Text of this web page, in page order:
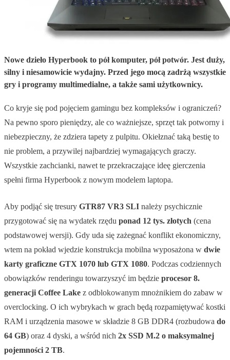
Nowe dzieło Hyperbook to pół komputer, pół potwór. Jest duży,
silny i niesamowicie wydajny. Przed jego mocą zadrżą wszystkie
gry i programy multimedialne, a także sami użytkownicy.
Co kryje się pod pojęciem gamingu bez kompleksów i ograniczeń?
Na pewno sporo pieniędzy, ale co ważniejsze, sprzęt tak potworny i
niebezpieczny, że zdziera tapety z pulpitu. Okiełznać taką bestię to
nie problem, a przywilej najbardziej wymagających graczy.
Wszystkie zachcianki, nawet te przekraczające ideę gierczenia
spełni firma Hyperbook z nowym modelem laptopa.
Aby podjąć się tresury GTR87 VR3 SLI należy psychicznie
przygotować się na wydatek rzędu ponad 12 tys. złotych (cena
podstawowej wersji). Gdy uda się zażegnać konflikt ekonomiczny,
wtem na pokład wjedzie konstrukcja mobilna wyposażona w dwie
karty graficzne GTX 1070 lub GTX 1080. Podczas codziennych
obowiązków renderingu towarzyszyć im będzie procesor 8.
generacji Coffee Lake z odblokowanym mnożnikiem do zabaw w
overclocking. O ich wybrykach w grach będą rozpamiętywać kostki
RAM i urządzenia masowe w składzie 8 GB DDR4 (rozbudowa do
64 GB) oraz 4 dyski, a wśród nich 2x SSD M.2 o maksymalnej
pojemności 2 TB.